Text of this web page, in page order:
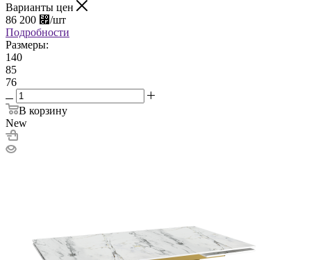
Варианты цен
86 200 ⃏/шт
Подробности
Размеры:
140
85
76
В корзину
New